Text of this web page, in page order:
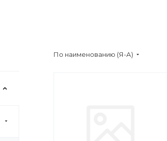
По наименованию (Я-А)